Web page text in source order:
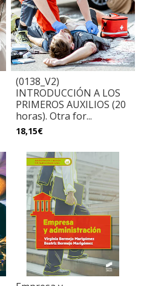
(0138_V2)
INTRODUCCIÓN A LOS
PRIMEROS AUXILIOS (20
horas). Otra for...
18,15€